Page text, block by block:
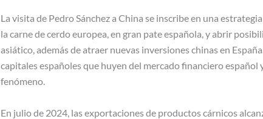
La visita de Pedro Sánchez a China se inscribe en una
la carne de cerdo europea, en gran pate española, y abrir
asiático, además de atraer nuevas inversiones chinas en
capitales españoles que huyen del mercado financiero
fenómeno.
En julio de 2024, las exportaciones de productos cárnicos